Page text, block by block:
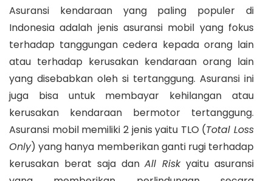
Asuransi kendaraan yang paling populer di
Indonesia adalah jenis asuransi mobil yang fokus
terhadap tanggungan cedera kepada orang lain
atau terhadap kerusakan kendaraan orang lain
yang disebabkan oleh si tertanggung. Asuransi ini
juga bisa untuk membayar kehilangan atau
kerusakan kendaraan bermotor tertanggung.
Asuransi mobil memiliki 2 jenis yaitu TLO (Total Loss
Only) yang hanya memberikan ganti rugi terhadap
kerusakan berat saja danAll Riskyaitu asuransi